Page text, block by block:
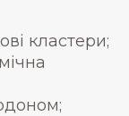
кластери;